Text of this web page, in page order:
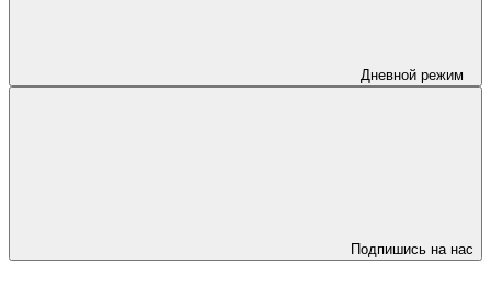
Дневной режим
Подпишись на нас